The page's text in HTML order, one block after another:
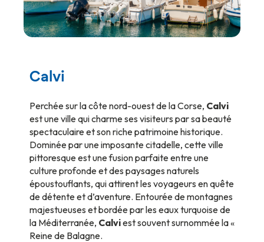
Calvi
Perchée sur la côte nord-ouest de la Corse, Calvi
est une ville qui charme ses visiteurs par sa beauté
spectaculaire et son riche patrimoine historique.
Dominée par une imposante citadelle, cette ville
pittoresque est une fusion parfaite entre une
culture profonde et des paysages naturels
époustouflants, qui attirent les voyageurs en quête
de détente et d’aventure. Entourée de montagnes
majestueuses et bordée par les eaux turquoise de
la Méditerranée, Calviest souvent surnommée la «
Reine de Balagne.